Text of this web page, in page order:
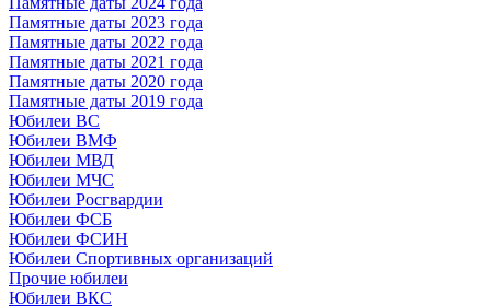
Памятные даты 2023 года
Памятные даты 2022 года
Памятные даты 2021 года
Памятные даты 2020 года
Памятные даты 2019 года
Юбилеи ВС
Юбилеи ВМФ
Юбилеи МВД
Юбилеи МЧС
Юбилеи Росгвардии
Юбилеи ФСБ
Юбилеи ФСИН
Юбилеи Спортивных организаций
Прочие юбилеи
Юбилеи ВКС